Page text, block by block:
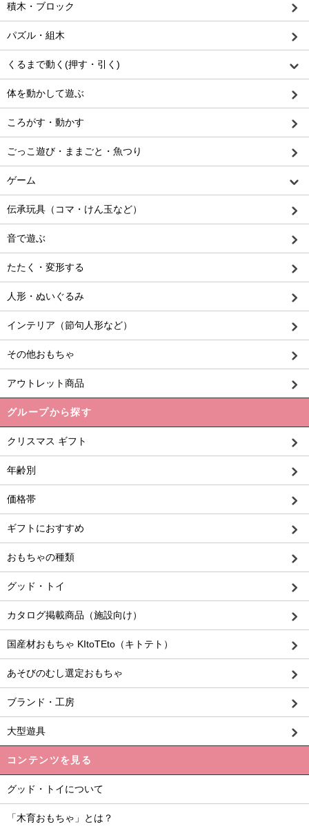
積木・ブロック
パズル・組木
くるまで動く(押す・引く)
体を動かして遊ぶ
ころがす・動かす
ごっこ遊び・ままごと・魚つり
ゲーム
伝承玩具（コマ・けん玉など）
音で遊ぶ
たたく・変形する
人形・ぬいぐるみ
インテリア（節句人形など）
その他おもちゃ
アウトレット商品
グループから探す
クリスマス ギフト
年齢別
価格帯
ギフトにおすすめ
おもちゃの種類
グッド・トイ
カタログ掲載商品（施設向け）
国産材おもちゃ KItoTEto（キトテト）
あそびのむし選定おもちゃ
ブランド・工房
大型遊具
コンテンツを見る
グッド・トイについて
「木育おもちゃ」とは？